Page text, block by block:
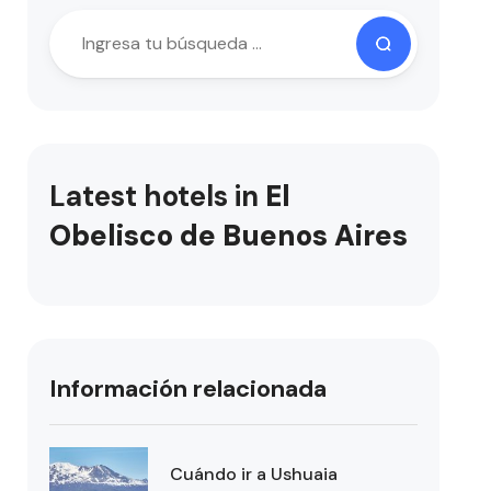
Latest hotels in El
Obelisco de Buenos Aires
Información relacionada
Cuándo ir a Ushuaia